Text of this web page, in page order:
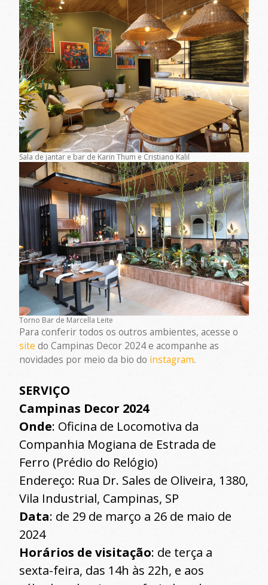
Sala de jantar e bar de Karin Thum e Cristiano Kalil
Torno Bar de Marcella Leite
Para conferir todos os outros ambientes, acesse o
sitedo Campinas Decor 2024 e acompanhe as
novidades por meio da bio do instagram.
SERVIÇO
Campinas Decor 2024
Onde: Oficina de Locomotiva da
Companhia Mogiana de Estrada de
Ferro (Prédio do Relógio)
Endereço: Rua Dr. Sales de Oliveira, 1380,
Vila Industrial, Campinas, SP
Data: de 29 de março a 26 de maio de
2024
Horários de visitação: de terça a
sexta-feira, das 14h às 22h, e aos